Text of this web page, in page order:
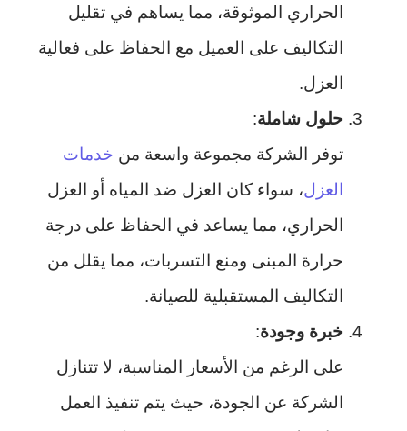
الحراري الموثوقة، مما يساهم في تقليل
التكاليف على العميل مع الحفاظ على فعالية
العزل.
حلول شاملة:
توفر الشركة مجموعة واسعة من خدمات
العزل، سواء كان العزل ضد المياه أو العزل
الحراري، مما يساعد في الحفاظ على درجة
حرارة المبنى ومنع التسربات، مما يقلل من
التكاليف المستقبلية للصيانة.
خبرة وجودة:
على الرغم من الأسعار المناسبة، لا تتنازل
الشركة عن الجودة، حيث يتم تنفيذ العمل